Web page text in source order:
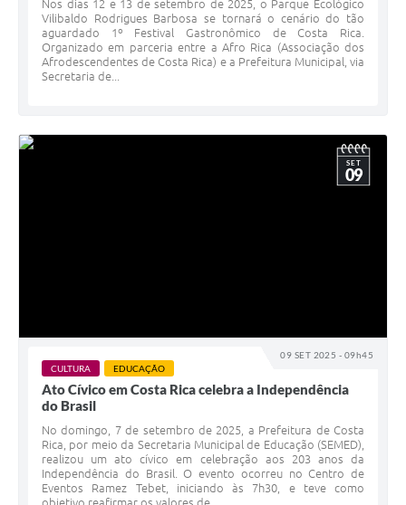
Nos dias 12 e 13 de setembro de 2025, o Parque Ecológico
Vilibaldo Rodrigues Barbosa se tornará o cenário do tão
aguardado 1º Festival Gastronômico de Costa Rica.
Organizado em parceria entre a Afro Rica (Associação dos
Afrodescendentes de Costa Rica) e a Prefeitura Municipal, via
Secretaria de...
09 SET 2025 - 09h45
SET
09
CULTURA EDUCAÇÃO
Ato Cívico em Costa Rica celebra a Independência
do Brasil
No domingo, 7 de setembro de 2025, a Prefeitura de Costa
Rica, por meio da Secretaria Municipal de Educação (SEMED),
realizou um ato cívico em celebração aos 203 anos da
Independência do Brasil. O evento ocorreu no Centro de
Eventos Ramez Tebet, iniciando às 7h30, e teve como
objetivo reafirmar os valores de...